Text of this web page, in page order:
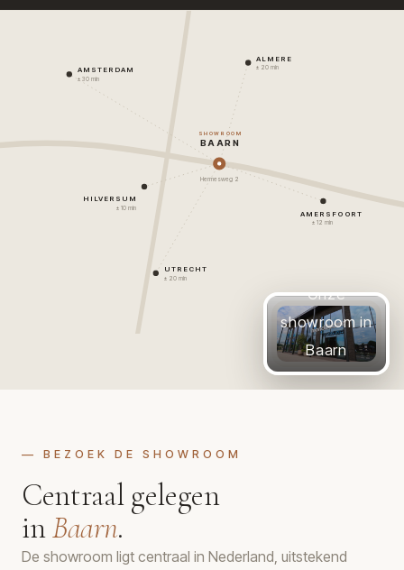
AMSTERDAM
ALMERE
AMERSFOORT
HILVERSUM
UTRECHT
± 30 min
± 20 min
± 12 min
± 10 min
± 20 min
SHOWROOM
BAARN
Hermesweg 2
Onze
showroom in
Baarn
— BEZOEK DE SHOWROOM
Centraal gelegen
inBaarn.
De showroom ligt centraal in Nederland, uitstekend